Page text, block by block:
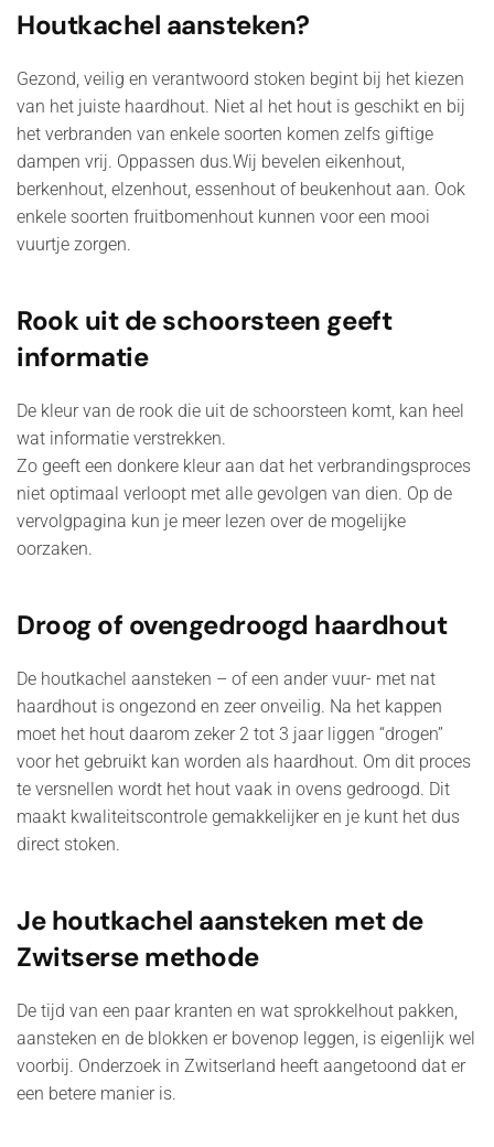
Houtkachel aansteken?
Gezond, veilig en verantwoord stoken begint bij het kiezen
van het juiste haardhout. Niet al het hout is geschikt en bij
het verbranden van enkele soorten komen zelfs giftige
dampen vrij. Oppassen dus.Wij bevelen eikenhout,
berkenhout, elzenhout, essenhout of beukenhout aan. Ook
enkele soorten fruitbomenhout kunnen voor een mooi
vuurtje zorgen.
Rook uit de schoorsteen geeft
informatie
De kleur van de rook die uit de schoorsteen komt, kan heel
wat informatie verstrekken.
Zo geeft een donkere kleur aan dat het verbrandingsproces
niet optimaal verloopt met alle gevolgen van dien. Op de
vervolgpagina kun je meer lezen over de mogelijke
oorzaken.
Droog of ovengedroogd haardhout
De houtkachel aansteken – of een ander vuur- met nat
haardhout is ongezond en zeer onveilig. Na het kappen
moet het hout daarom zeker 2 tot 3 jaar liggen “drogen”
voor het gebruikt kan worden als haardhout. Om dit proces
te versnellen wordt het hout vaak in ovens gedroogd. Dit
maakt kwaliteitscontrole gemakkelijker en je kunt het dus
direct stoken.
Je houtkachel aansteken met de
Zwitserse methode
De tijd van een paar kranten en wat sprokkelhout pakken,
aansteken en de blokken er bovenop leggen, is eigenlijk wel
voorbij. Onderzoek in Zwitserland heeft aangetoond dat er
een betere manier is.